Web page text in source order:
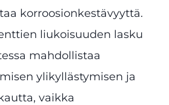
korroosionkestävyyttä.
liukoisuuden lasku
mahdollistaa
ylikyllästymisen ja
vaikka